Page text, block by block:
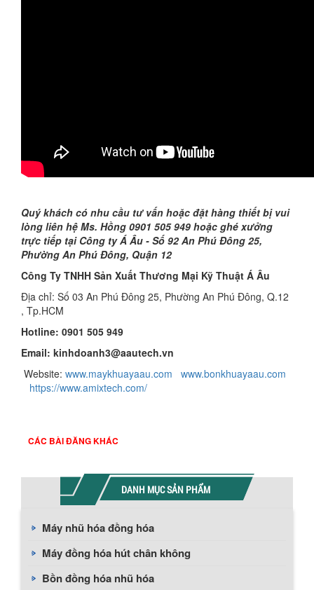
Quý khách có nhu cầu tư vấn hoặc đặt hàng thiết bị vui
lòng liên hệ Ms. Hồng 0901 505 949 hoặc ghé xưởng
trực tiếp tại Công ty Á Âu - Số 92 An Phú Đông 25,
Phường An Phú Đông, Quận 12
Công Ty TNHH Sản Xuất Thương Mại Kỹ Thuật Á Âu
Địa chỉ: Số 03 An Phú Đông 25, Phường An Phú Đông, Q.12
, Tp.HCM
Hotline: 0901 505 949
Email: kinhdoanh3@aautech.vn
Website: www.maykhuayaau.com
www.bonkhuayaau.com
https://www.amixtech.com/
CÁC BÀI ĐĂNG KHÁC
DANH MỤC SẢN PHẨM
Máy nhũ hóa đồng hóa
Máy đồng hóa hút chân không
Bồn đồng hóa nhũ hóa